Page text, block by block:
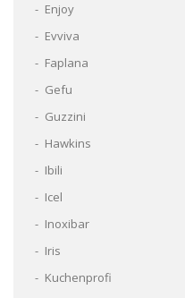
Enjoy
Evviva
Faplana
Gefu
Guzzini
Hawkins
Ibili
Icel
Inoxibar
Iris
Kuchenprofi